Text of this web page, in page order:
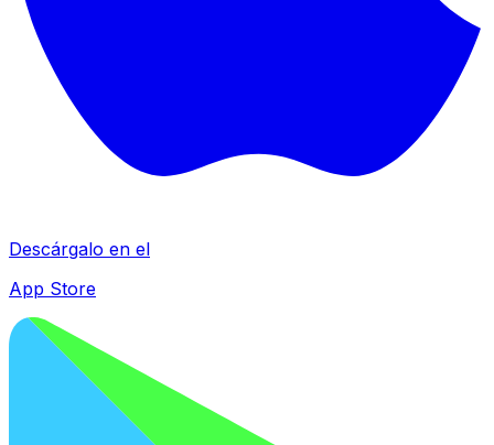
Descárgalo en el
App Store